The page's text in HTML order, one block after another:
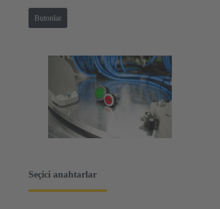
Butonlar
Seçici anahtarlar